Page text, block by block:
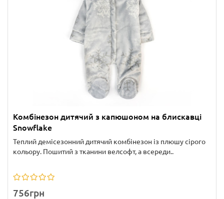
Комбінезон дитячий з капюшоном на блискавці
Snowflake
Теплий демісезонний дитячий комбінезон із плюшу сірого
кольору. Пошитий з тканини велсофт, а всереди..
756грн